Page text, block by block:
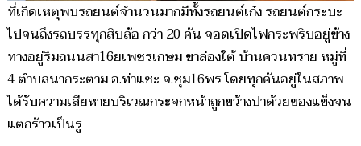
ที่เกิดเหตุพบรถยนต์จำนวนมากมีทั้งรถยนต์เก๋ง รถยนต์กระบะ
ไปจนถึงรถบรรทุกสิบล้อ กว่า 20 คัน จอดเปิดไฟกระพริบอยู่ข้าง
ทางอยู่ริมถนนสา16ยเพชรเกษม ขาล่องใต้ บ้านควนทราย หมู่ที่
4 ตำบลนากระตาม อ.ท่าแซะ จ.ชุม16พร โดยทุกคันอยู่ในสภาพ
ได้รับความเสียหายบริเวณกระจกหน้าถูกขว้างปาด้วยของแข็งจน
แตกร้าวเป็นรู